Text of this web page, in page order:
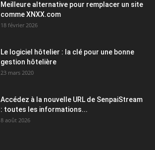
Meilleure alternative pour remplacer un site
comme XNXX.com
18 février 2026
Le logiciel hôtelier : la clé pour une bonne
gestion hôtelière
23 mars 2020
Accédez à la nouvelle URL de SenpaiStream
: toutes les informations...
8 août 2026